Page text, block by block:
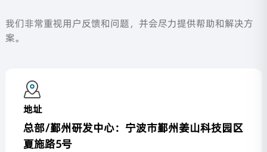
我们非常重视用户反馈和问题，并会尽力提供帮助和解决方
案。
地址
总部/鄞州研发中心：宁波市鄞州姜山科技园区
夏施路5号